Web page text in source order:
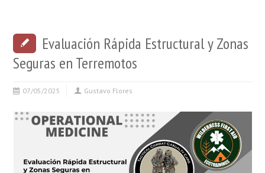
Evaluación Rápida Estructural y Zonas
Seguras en Terremotos
07/05/2025 Gustavo Flores